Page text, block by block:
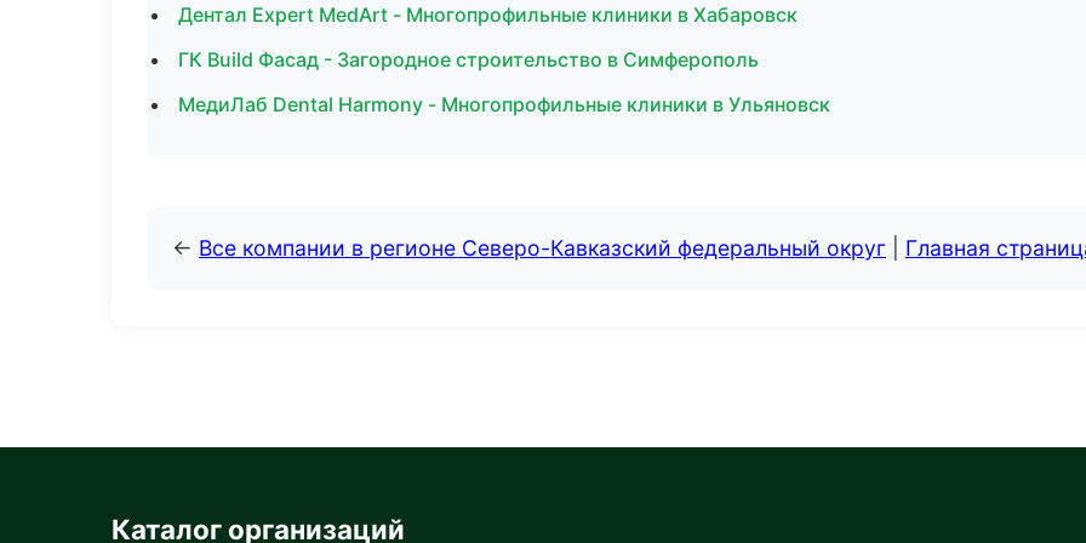
Дентал Expert MedArt - Многопрофильные клиники в Хабаровск
ГК Build Фасад - Загородное строительство в Симферополь
МедиЛаб Dental Harmony - Многопрофильные клиники в Ульяновск
← Все компании в регионе Северо-Кавказский федеральный округ Главная
Каталог организаций